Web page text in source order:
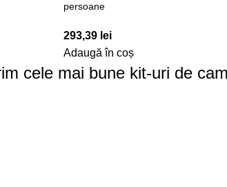
persoane
293,39 lei
Adaugă în coș
cele mai bune kit-uri de